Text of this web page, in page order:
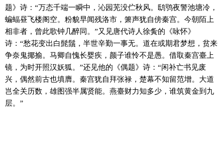
题》诗：“万态千端一瞬中，沁园芜没伫秋风。鸱鸮夜警池塘冷，
蝙蝠昼飞楼阁空。粉貌早闻残洛市，箫声犹自傍秦宫。今朝陌上
相非者，曾此歌钟几醉同。”又见唐代诗人徐夤的《咏怀》
诗：“愁花变出白髭鬚，半世辛勤一事无。道在或期君梦想，贫来
争奈鬼揶揄。马卿自愧长婴疾，颜子谁怜不是愚。借取秦宫臺上
镜，为时开照汉妖狐。”还见他的《偶题》诗：“闲补亡书见废
兴，偶然前古也填膺。秦宫犹自拜张禄，楚幕不知留范增。大道
岂全关历数，雄图强半属贤能。燕臺财力知多少，谁筑黄金到九
层。”